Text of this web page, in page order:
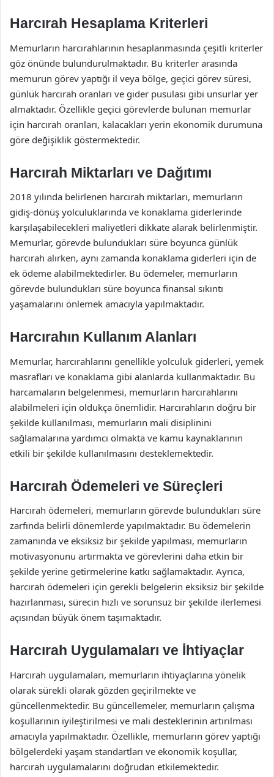
Harcırah Hesaplama Kriterleri
Memurların harcırahlarının hesaplanmasında çeşitli kriterler
göz önünde bulundurulmaktadır. Bu kriterler arasında
memurun görev yaptığı il veya bölge, geçici görev süresi,
günlük harcırah oranları ve gider pusulası gibi unsurlar yer
almaktadır. Özellikle geçici görevlerde bulunan memurlar
için harcırah oranları, kalacakları yerin ekonomik durumuna
göre değişiklik göstermektedir.
Harcırah Miktarları ve Dağıtımı
2018 yılında belirlenen harcırah miktarları, memurların
gidiş-dönüş yolculuklarında ve konaklama giderlerinde
karşılaşabilecekleri maliyetleri dikkate alarak belirlenmiştir.
Memurlar, görevde bulundukları süre boyunca günlük
harcırah alırken, aynı zamanda konaklama giderleri için de
ek ödeme alabilmektedirler. Bu ödemeler, memurların
görevde bulundukları süre boyunca finansal sıkıntı
yaşamalarını önlemek amacıyla yapılmaktadır.
Harcırahın Kullanım Alanları
Memurlar, harcırahlarını genellikle yolculuk giderleri, yemek
masrafları ve konaklama gibi alanlarda kullanmaktadır. Bu
harcamaların belgelenmesi, memurların harcırahlarını
alabilmeleri için oldukça önemlidir. Harcırahların doğru bir
şekilde kullanılması, memurların mali disiplinini
sağlamalarına yardımcı olmakta ve kamu kaynaklarının
etkili bir şekilde kullanılmasını desteklemektedir.
Harcırah Ödemeleri ve Süreçleri
Harcırah ödemeleri, memurların görevde bulundukları süre
zarfında belirli dönemlerde yapılmaktadır. Bu ödemelerin
zamanında ve eksiksiz bir şekilde yapılması, memurların
motivasyonunu artırmakta ve görevlerini daha etkin bir
şekilde yerine getirmelerine katkı sağlamaktadır. Ayrıca,
harcırah ödemeleri için gerekli belgelerin eksiksiz bir şekilde
hazırlanması, sürecin hızlı ve sorunsuz bir şekilde ilerlemesi
açısından büyük önem taşımaktadır.
Harcırah Uygulamaları ve İhtiyaçlar
Harcırah uygulamaları, memurların ihtiyaçlarına yönelik
olarak sürekli olarak gözden geçirilmekte ve
güncellenmektedir. Bu güncellemeler, memurların çalışma
koşullarının iyileştirilmesi ve mali desteklerinin artırılması
amacıyla yapılmaktadır. Özellikle, memurların görev yaptığı
bölgelerdeki yaşam standartları ve ekonomik koşullar,
harcırah uygulamalarını doğrudan etkilemektedir.